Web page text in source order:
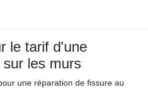
le tarif d'une
les murs
une réparation de fissure au